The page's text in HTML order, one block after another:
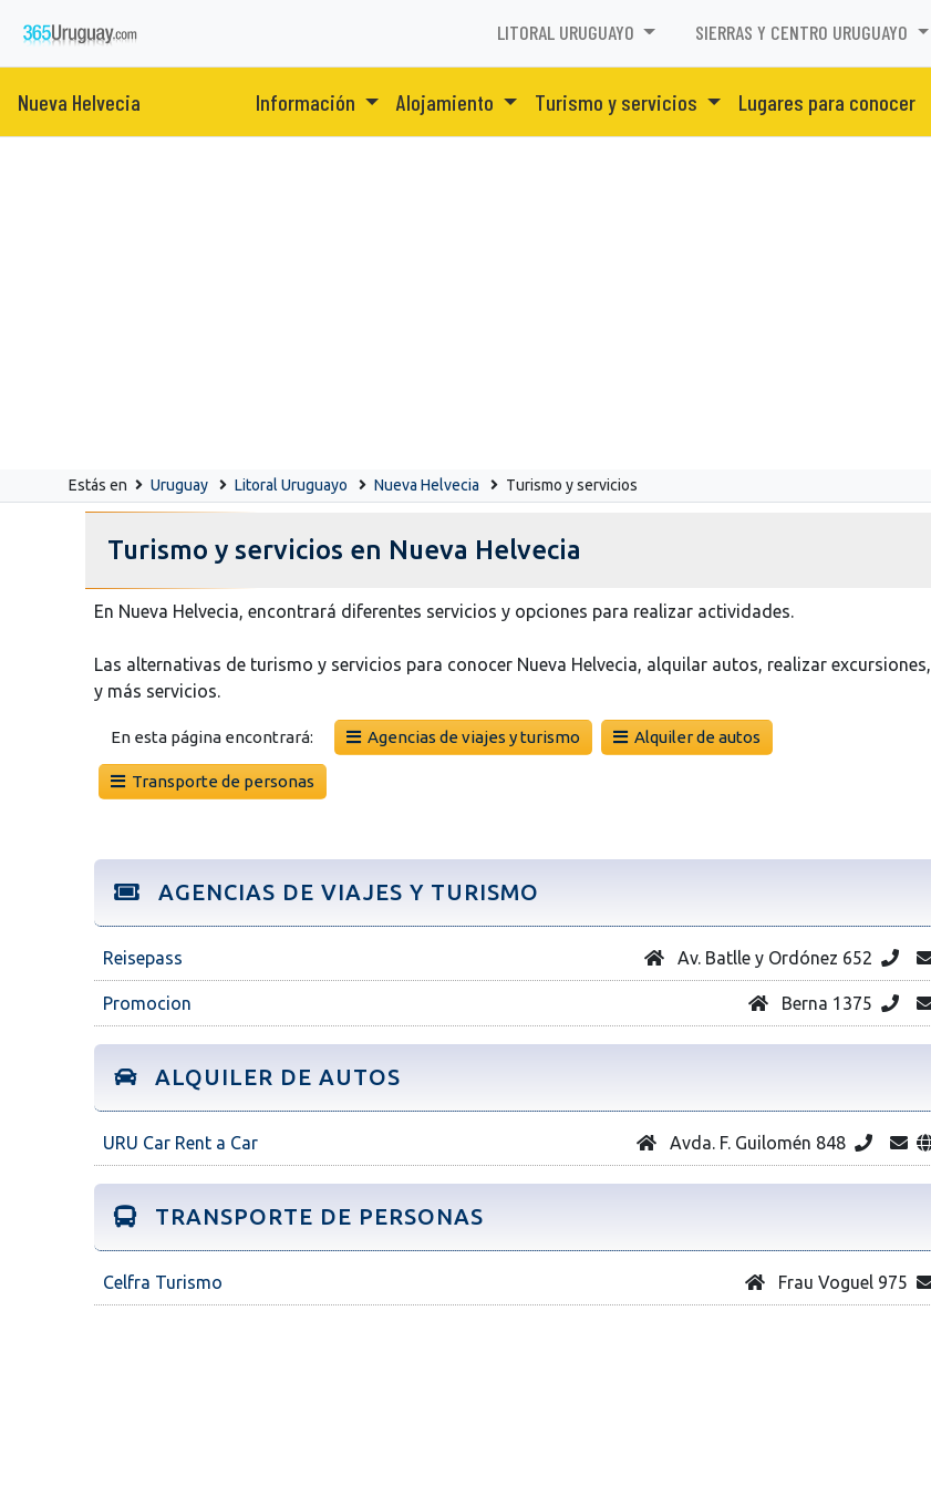
LITORAL URUGUAYO SIERRAS Y CENTRO URUGUAYO
Nueva Helvecia Información Alojamiento Turismo y servicios Lugares para conocer
Estás en Uruguay Litoral Uruguayo Nueva Helvecia Turismo y servicios
Turismo y servicios en Nueva Helvecia
En Nueva Helvecia, encontrará diferentes servicios y opciones para realizar actividades.
Las alternativas de turismo y servicios para conocer Nueva Helvecia, alquilar autos, realizar excursiones,
y más servicios.
En esta página encontrará: Agencias de viajes y turismo Alquiler de autos
Transporte de personas
AGENCIAS DE VIAJES Y TURISMO
Reisepass Av. Batlle y Ordónez 652
Promocion Berna 1375
ALQUILER DE AUTOS
URU Car Rent a Car Avda. F. Guilomén 848
TRANSPORTE DE PERSONAS
Celfra Turismo Frau Voguel 975